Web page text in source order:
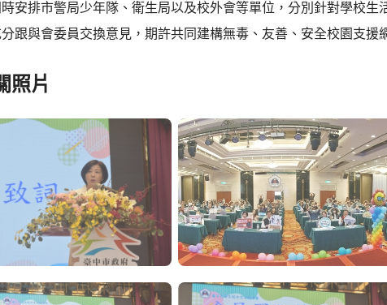
安排市警局少年隊、衛生局以及校外會等單位，分別針對學校生
跟與會委員交換意見，期許共同建構無毒、友善、安全校園支援
照片